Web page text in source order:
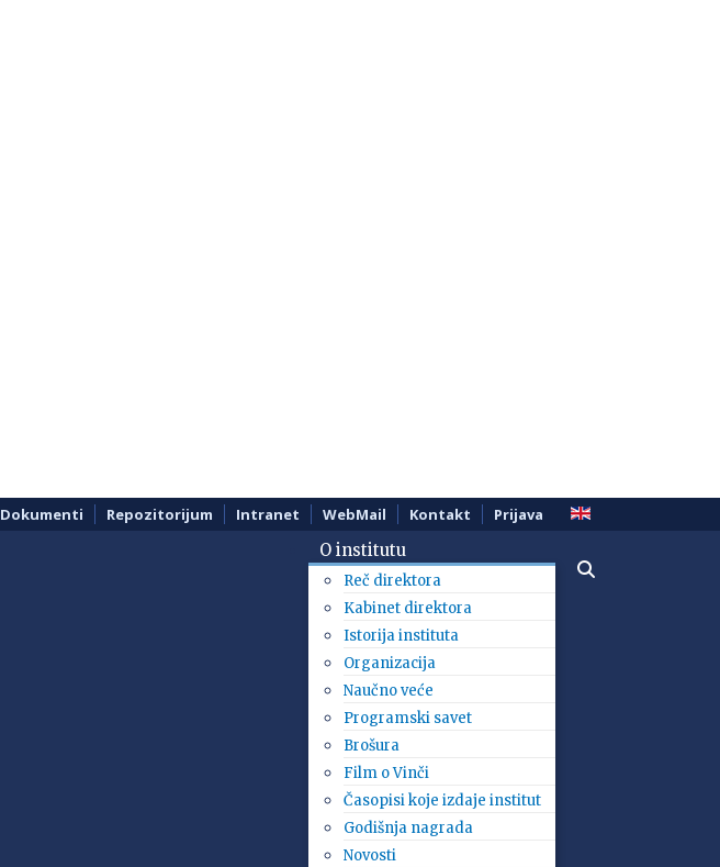
Dokumenti Repozitorijum Intranet WebMail Kontakt Prijava
O institutu
Reč direktora
Kabinet direktora
Istorija instituta
Organizacija
Naučno veće
Programski savet
Brošura
Film o Vinči
Časopisi koje izdaje institut
Godišnja nagrada
Novosti